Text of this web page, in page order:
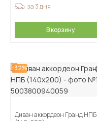
за 3 дня
В корзину
-32%
Диван аккордеон Гранд НПБ